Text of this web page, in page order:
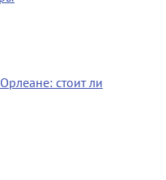
стоит ли